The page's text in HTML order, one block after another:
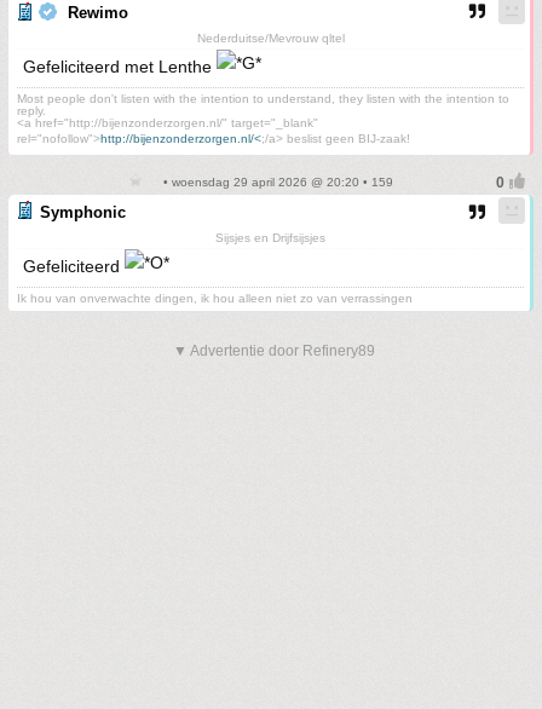
Rewimo
Nederduitse/Mevrouw qltel
Gefeliciteerd met Lenthe
Most people don't listen with the intention to understand, they listen with the intention to
reply.
<a href="http://bijenzonderzorgen.nl/" target="_blank"
rel="nofollow">http://bijenzonderzorgen.nl/<;/a> beslist geen BIJ-zaak!
• woensdag 29 april 2026 @ 20:20 • 159
Symphonic
Sijsjes en Drijfsijsjes
Gefeliciteerd
Ik hou van onverwachte dingen, ik hou alleen niet zo van verrassingen
▼ Advertentie door Refinery89